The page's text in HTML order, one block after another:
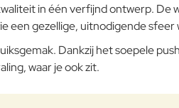
in één verfijnd ontwerp.
een gezellige, uitnodigende sfeer
Dankzij het soepele
waar je ook zit.